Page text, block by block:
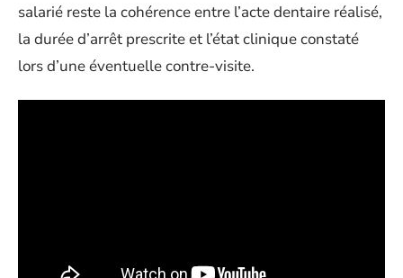
salarié reste la cohérence entre l’acte dentaire réalisé,
la durée d’arrêt prescrite et l’état clinique constaté
lors d’une éventuelle contre-visite.